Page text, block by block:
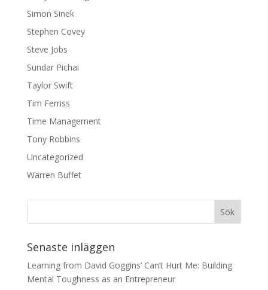
Simon Sinek
Stephen Covey
Steve Jobs
Sundar Pichai
Taylor Swift
Tim Ferriss
Time Management
Tony Robbins
Uncategorized
Warren Buffet
Senaste inläggen
Learning from David Goggins’ Can’t Hurt Me: Building
Mental Toughness as an Entrepreneur